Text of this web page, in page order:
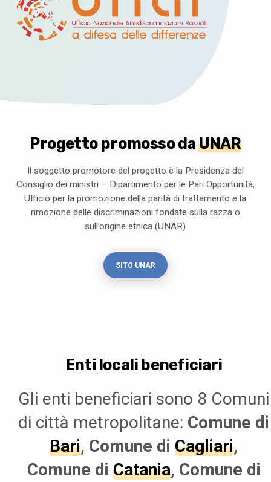
Progetto promosso daUNAR
Il soggetto promotore del progetto è la Presidenza del
Consiglio dei ministri – Dipartimento per le Pari Opportunità,
Ufficio per la promozione della parità di trattamento e la
rimozione delle discriminazioni fondate sulla razza o
sull’origine etnica (UNAR)
SITO UNAR
Enti locali beneficiari
Gli enti beneficiari sono 8 Comuni
di città metropolitane: Comune di
Bari, Comune diCagliari,
Comune di Catania, Comune di